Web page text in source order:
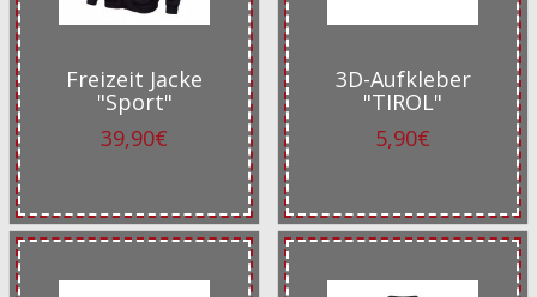
Freizeit Jacke
"Sport"
39,90€
3D-Aufkleber
"TIROL"
5,90€